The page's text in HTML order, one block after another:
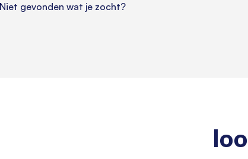
gevonden wat je zocht?